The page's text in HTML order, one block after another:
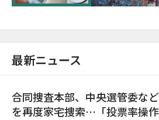
最新ニュース
合同捜査本部、中央選管委な
を再度家宅捜索…「投票率操